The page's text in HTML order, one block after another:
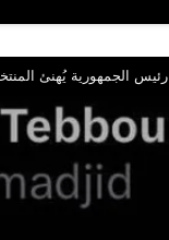
رئيس الجمهورية يُهنئ